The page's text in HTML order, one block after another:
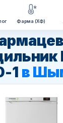
1 в
Фарма (ХФ)